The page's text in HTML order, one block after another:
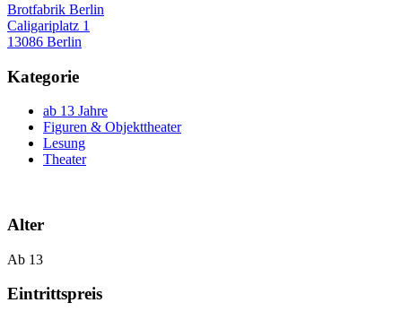
Brotfabrik Berlin
Caligariplatz 1
13086 Berlin
Kategorie
ab 13 Jahre
Figuren & Objekttheater
Lesung
Theater
Alter
Ab 13
Eintrittspreis